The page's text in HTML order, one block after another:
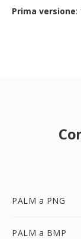
Prima versione:
PALM a PNG
PALM a BMP